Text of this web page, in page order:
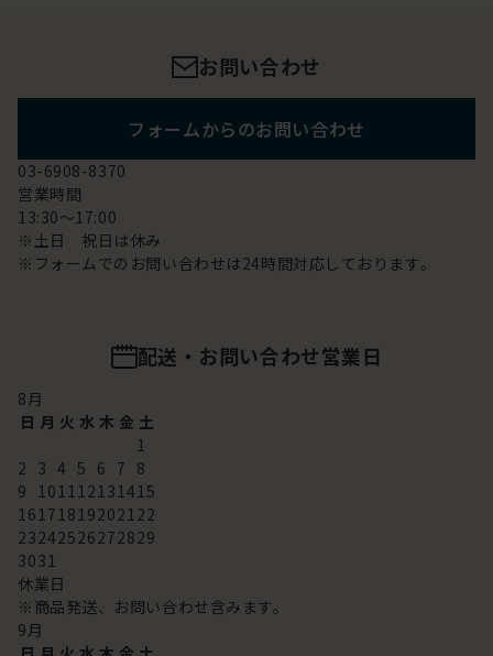
お問い合わせ
フォームからのお問い合わせ
03-6908-8370
営業時間
13:30～17:00
※土日 祝日は休み
※フォームでのお問い合わせは24時間対応しております。
配送・お問い合わせ営業日
8月
日 月 火 水 木 金 土
1
2 3 4 5 6 7 8
9 101112131415
16171819202122
23242526272829
3031
休業日
※商品発送、お問い合わせ含みます。
9月